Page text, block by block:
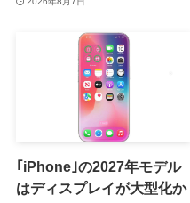
｢iPhone｣の2027年モデル
はディスプレイが大型化か